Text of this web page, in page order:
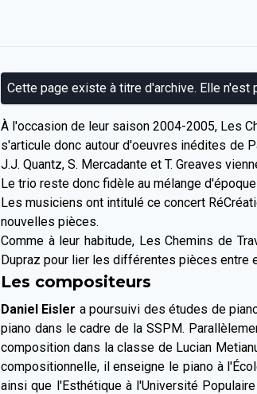
Cette page existe à titre d'archive. Elle n'est
À l'occasion de leur saison 2004-2005, Les
s'articule donc autour d'oeuvres inédites de
J.J. Quantz, S. Mercadante et T. Greaves
Le trio reste donc fidèle au mélange
Les musiciens ont intitulé ce concert
nouvelles pièces.
Comme à leur habitude, Les Chemins de
Dupraz pour lier les différentes pièces entre
Les compositeurs
Daniel Eisler a poursuivi des études de
piano dans le cadre de la SSPM.
composition dans la classe de Lucian
compositionnelle, il enseigne le piano à
ainsi que l'Esthétique à l'Université